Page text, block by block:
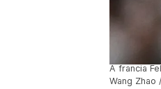
A francia
Wang Zhao